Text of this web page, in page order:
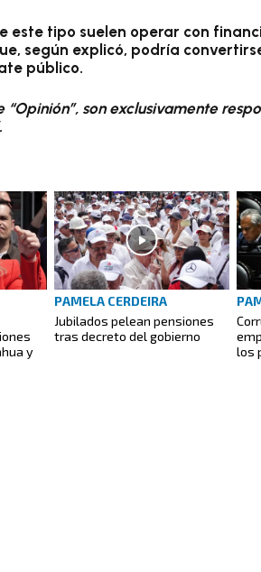
este tipo suelen operar con
según explicó, podría
público.
son exclusivamente
y
PAMELA CERDEIRA
Jubilados pelean pensiones
tras decreto del gobierno
los